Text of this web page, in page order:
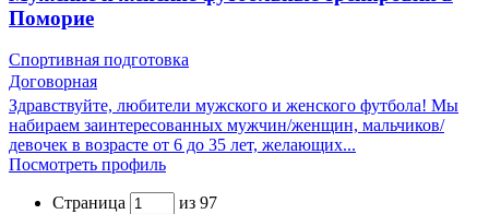
Поморие
Спортивная подготовка
Договорная
Здравствуйте, любители мужского и женского футбола! Мы
набираем заинтересованных мужчин/женщин, мальчиков/
девочек в возрасте от 6 до 35 лет, желающих...
Посмотреть профиль
Страница
из 97